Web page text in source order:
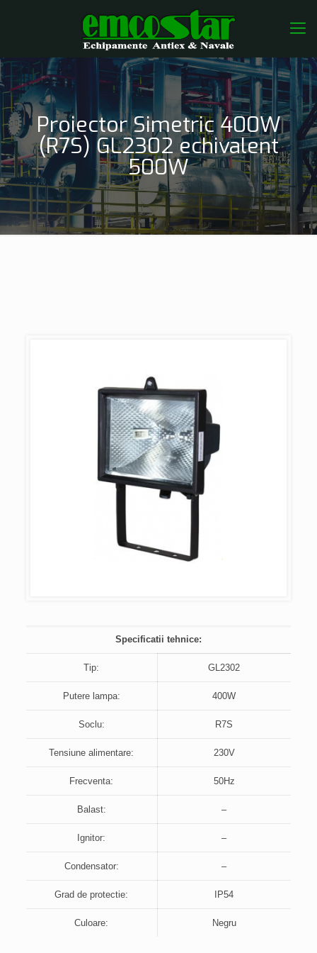
Proiector Simetric 400W
(R7S) GL2302 echivalent
500W
Specificatii tehnice:
Tip: GL2302
Putere lampa: 400W
Soclu: R7S
Tensiune alimentare: 230V
Frecventa: 50Hz
Balast: –
Ignitor: –
Condensator: –
Grad de protectie: IP54
Culoare: Negru